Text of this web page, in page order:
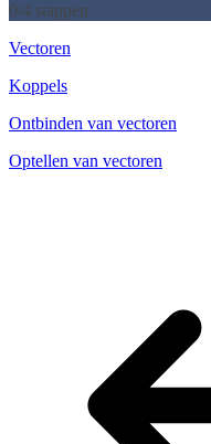
0/4 stappen
Vectoren
Koppels
Ontbinden van vectoren
Optellen van vectoren